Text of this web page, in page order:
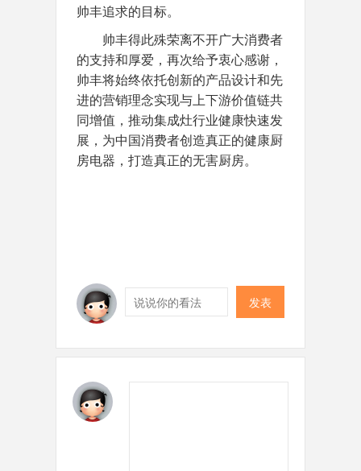
帅丰追求的目标。
帅丰得此殊荣离不开广大消费者
的支持和厚爱，再次给予衷心感谢，
帅丰将始终依托创新的产品设计和先
进的营销理念实现与上下游价值链共
同增值，推动集成灶行业健康快速发
展，为中国消费者创造真正的健康厨
房电器，打造真正的无害厨房。
发表